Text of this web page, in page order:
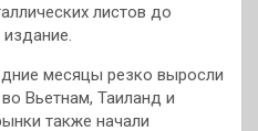
листов до
месяцы резко выросли
Вьетнам, Таиланд и
также начали